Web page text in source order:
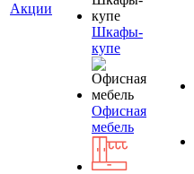
Акции
Шкафы-
купе
Офисная
мебель